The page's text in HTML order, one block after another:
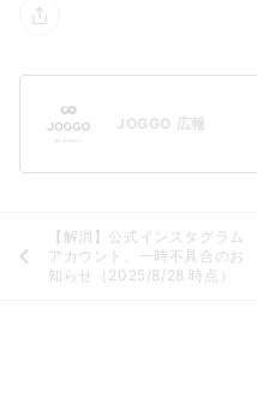
JOGGO 広報
【解消】公式インスタグラム
アカウント、一時不具合のお
知らせ（2025/8/28 時点）